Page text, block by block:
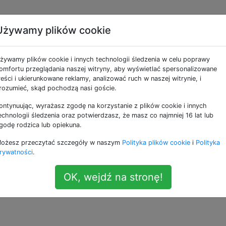
nowsze pliki za
Android SDK)
/” mogę skopiować całą zawartość pamięci
do mojego bieżącego katalogu lokalnego (a
z zewnętrzną kartą SD). Ale to polecenie zawsze
lokalnie.
nowych i zmodyfikowanych plików? (pliki z nowszą
plików cookie
plików cookie i innych technologii śledzenia w celu poprawy
przeglądania naszej witryny, aby wyświetlać spersonalizowane
i ukierunkowane reklamy, analizować ruch w naszej witrynie, i
skąd pochodzą nasi goście.
wyrażasz zgodę na korzystanie z plików cookie i innych
śledzenia oraz potwierdzasz, że masz co najmniej 16 lat lub
rodzica lub opiekuna.
przeczytać szczegóły w naszym Polityka plików cookie i Polityka
.
OK, wejdź na stronę!